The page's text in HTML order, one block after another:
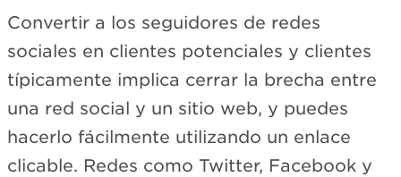
Convertir a los seguidores de redes
sociales en clientes potenciales y clientes
típicamente implica cerrar la brecha entre
una red social y un sitio web, y puedes
hacerlo fácilmente utilizando un enlace
clicable. Redes como Twitter, Facebook y